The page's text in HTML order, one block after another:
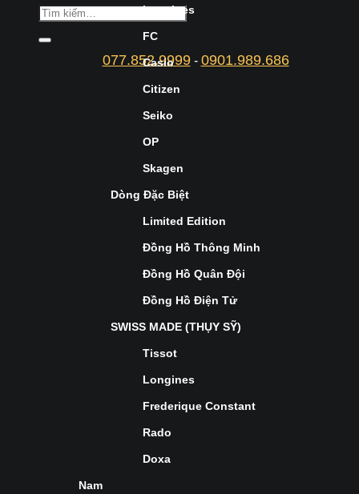
077.852.9999- 0901.989.686
Longines
FC
Casio
Citizen
Seiko
OP
Skagen
Dòng Đặc Biệt
Limited Edition
Đồng Hồ Thông Minh
Đồng Hồ Quân Đội
Đồng Hồ Điện Tử
SWISS MADE (THỤY SỸ)
Tissot
Longines
Frederique Constant
Rado
Doxa
Nam